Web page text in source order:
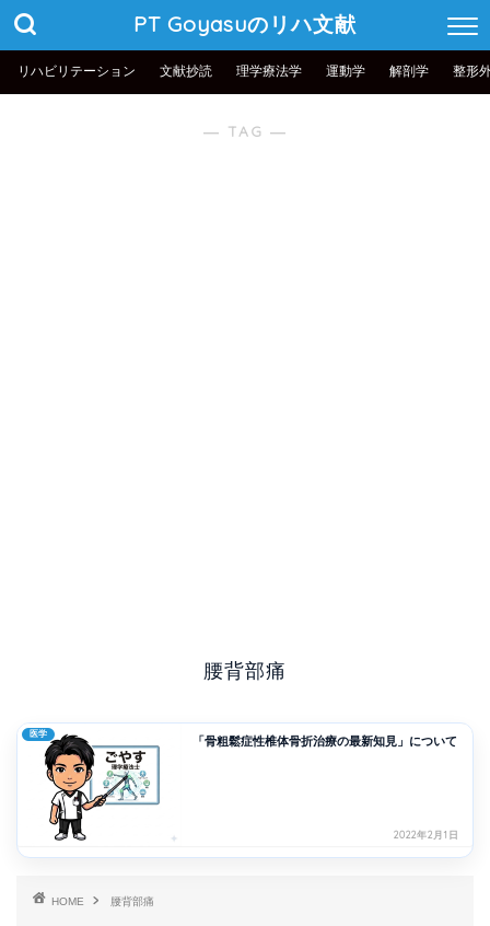
PT Goyasuのリハ文献
リハビリテーション 文献抄読 理学療法学 運動学 解剖学 整形
― TAG ―
腰背部痛
医学
「骨粗鬆症性椎体骨折治療の最新知見」について
2022年2月1日
HOME 腰背部痛